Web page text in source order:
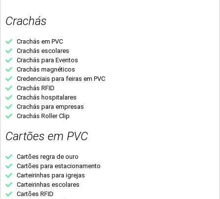
Crachás
Crachás em PVC
Crachás escolares
Crachás para Eventos
Crachás magnéticos
Credenciais para feiras em PVC
Crachás RFID
Crachás hospitalares
Crachás para empresas
Crachás Roller Clip
Cartões em PVC
Cartões regra de ouro
Cartões para estacionamento
Carteirinhas para igrejas
Carteirinhas escolares
Cartões RFID